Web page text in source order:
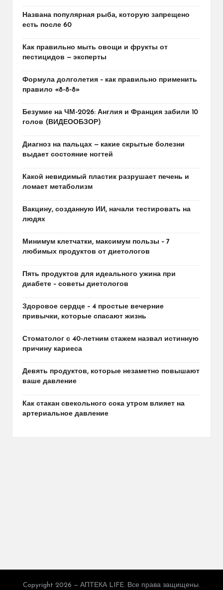
Названа популярная рыба, которую запрещено
есть после 60
Как правильно мыть овощи и фрукты от
пестицидов — эксперты
Формула долголетия – как правильно применить
правило «8-8-8»
Безумие на ЧМ-2026: Англия и Франция забили 10
голов (ВИДЕООБЗОР)
Диагноз на пальцах — какие скрытые болезни
выдает состояние ногтей
Какой невидимый пластик разрушает печень и
ломает метаболизм
Вакцину, созданную ИИ, начали тестировать на
людях
Минимум клетчатки, максимум пользы – 7
любимых продуктов от диетологов
Пять продуктов для идеального ужина при
диабете – советы диетологов
Здоровое сердце – 4 простые вечерние
привычки, которые спасают жизнь
Стоматолог с 40-летним стажем назвал истинную
причину кариеса
Девять продуктов, которые незаметно повышают
ваше давление
Как стакан свекольного сока утром влияет на
артериальное давление
Copyright 2026 — АПТЕКА LIFE. Все права защищены.